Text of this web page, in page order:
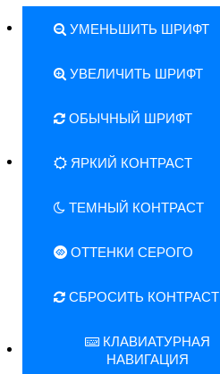
УМЕНЬШИТЬ ШРИФТ
УВЕЛИЧИТЬ ШРИФТ
ОБЫЧНЫЙ ШРИФТ
ЯРКИЙ КОНТРАСТ
ТЕМНЫЙ КОНТРАСТ
ОТТЕНКИ СЕРОГО
СБРОСИТЬ КОНТРАСТ
КЛАВИАТУРНАЯ
НАВИГАЦИЯ